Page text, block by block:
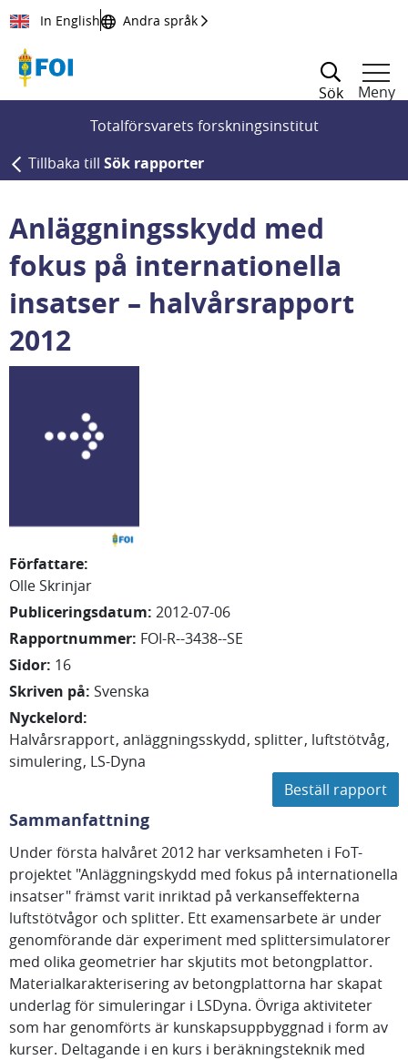
Till innehållet
In English Andra språk
Sök
Meny
Totalförsvarets forskningsinstitut
Tillbaka till Sök rapporter
Anläggningsskydd med
fokus på internationella
insatser – halvårsrapport
2012
Författare:
OlleSkrinjar
Publiceringsdatum: 2012-07-06
Rapportnummer: FOI-R--3438--SE
Sidor: 16
Skriven på: Svenska
Nyckelord:
Halvårsrapport anläggningsskydd splitter luftstötvåg
simulering LS-Dyna
Beställ rapport
Sammanfattning
Under första halvåret 2012 har verksamheten i FoT-
projektet "Anläggningskydd med fokus på internationella
insatser" främst varit inriktad på verkanseffekterna
luftstötvågor och splitter. Ett examensarbete är under
genomförande där experiment med splittersimulatorer
med olika geometrier har skjutits mot betongplattor.
Materialkarakterisering av betongplattorna har skapat
underlag för simuleringar i LSDyna. Övriga aktiviteter
som har genomförts är kunskapsuppbyggnad i form av
kurser. Deltagande i en kurs i beräkningsteknik med